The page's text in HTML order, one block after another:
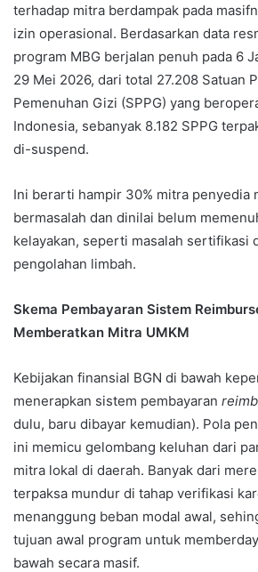
terhadap mitra berdampak pada
izin operasional. Berdasarkan data
program MBG berjalan penuh pada 6
29 Mei 2026, dari total 27.208 Satuan
Pemenuhan Gizi (SPPG) yang
Indonesia, sebanyak 8.182 SPPG
di-suspend.
Ini berarti hampir 30% mitra penyedia
bermasalah dan dinilai belum
kelayakan, seperti masalah sertifikasi
pengolahan limbah.
Skema Pembayaran Sistem
Memberatkan Mitra UMKM
Kebijakan finansial BGN di bawah
menerapkan sistem pembayaran
dulu, baru dibayar kemudian). Pola
ini memicu gelombang keluhan dari
mitra lokal di daerah. Banyak dari
terpaksa mundur di tahap verifikasi
menanggung beban modal awal,
tujuan awal program untuk
bawah secara masif.